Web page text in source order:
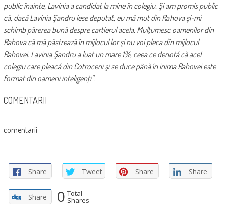
public înainte, Lavinia a candidat la mine în colegiu. Şi am promis public
că, dacă Lavinia Şandru iese deputat, eu mă mut din Rahova şi-mi
schimb părerea bună despre cartierul acela. Mulţumesc oamenilor din
Rahova că mă păstrează în mijlocul lor şi nu voi pleca din mijlocul
Rahovei. Lavinia Şandru a luat un mare 1%, ceea ce denotă că acel
colegiu care pleacă din Cotroceni şi se duce până în inima Rahovei este
format din oameni inteligenţi”.
COMENTARII
comentarii
Share Tweet Share Share
Share 0 Total
Shares